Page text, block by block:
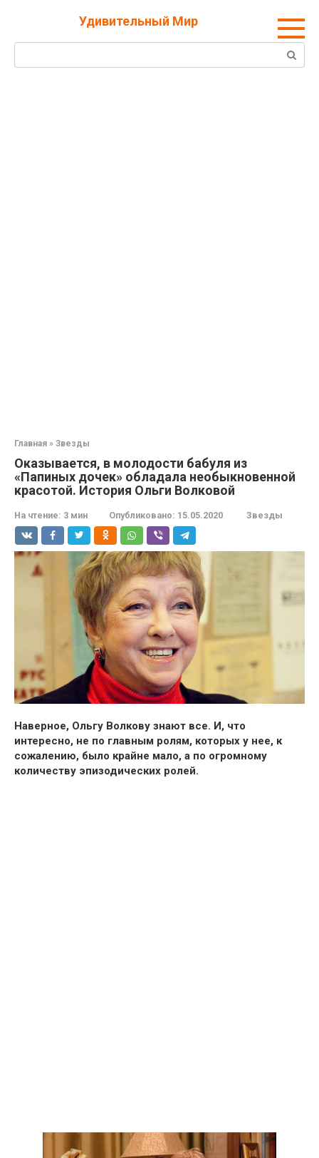
Удивительный Мир
Поиск:
Главная » Звезды
Оказывается, в молодости бабуля из
«Папиных дочек» обладала необыкновенной
красотой. История Ольги Волковой
На чтение: 3 мин Опубликовано: 15.05.2020 Звезды
Наверное, Ольгу Волкову знают все. И, что
интересно, не по главным ролям, которых у нее, к
сожалению, было крайне мало, а по огромному
количеству эпизодических ролей.